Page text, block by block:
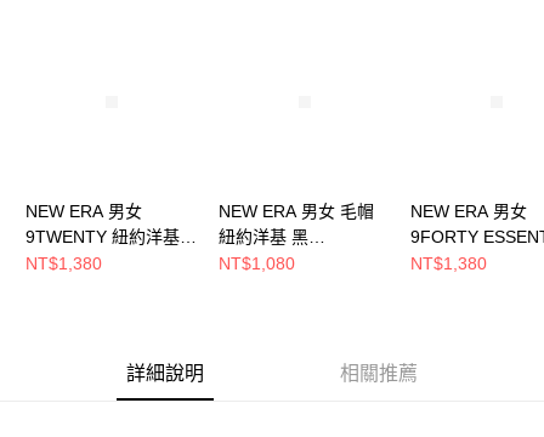
NEW ERA 男女
9TWENTY 紐約洋基
黑 NE70694965
NT$1,380
NEW ERA 男女 毛帽
紐約洋基 黑
NE70788573
NT$1,080
NEW ERA 男女
9FORTY
紐約洋基
NT$1,380
詳細說明 相關推薦